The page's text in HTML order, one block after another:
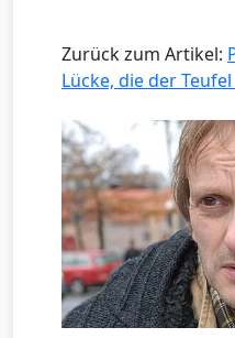
Zurück zum Artikel:
Lücke, die der